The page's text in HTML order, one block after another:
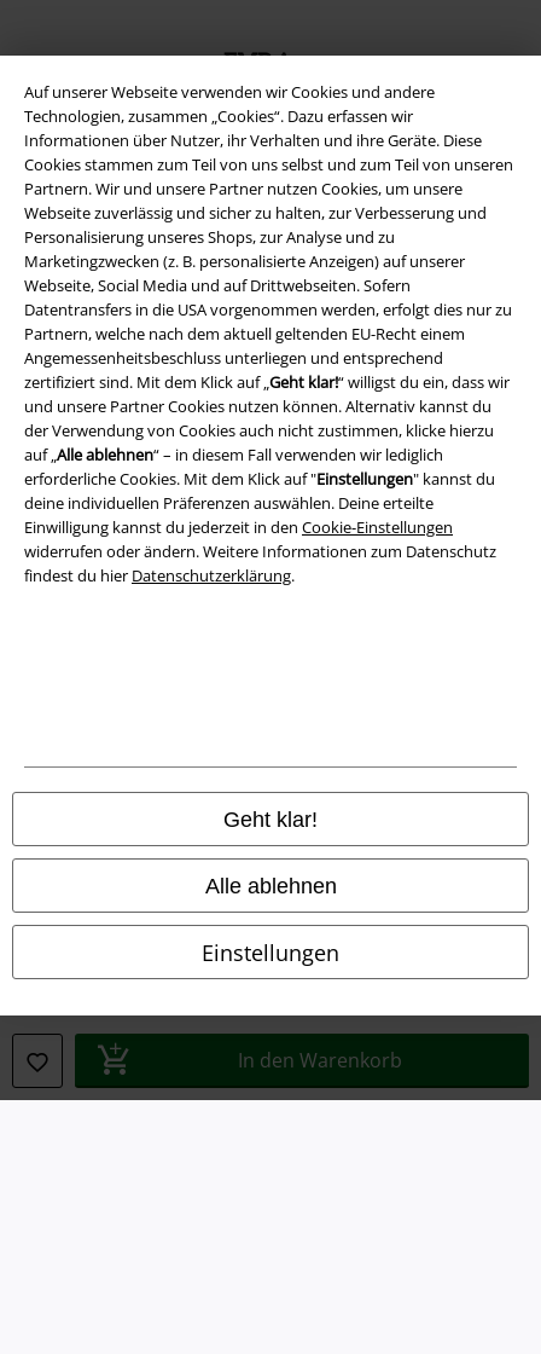
Auf unserer Webseite verwenden wir Cookies und andere
Technologien, zusammen „Cookies“. Dazu erfassen wir
Informationen über Nutzer, ihr Verhalten und ihre Geräte. Diese
Cookies stammen zum Teil von uns selbst und zum Teil von unseren
Partnern. Wir und unsere Partner nutzen Cookies, um unsere
Webseite zuverlässig und sicher zu halten, zur Verbesserung und
Personalisierung unseres Shops, zur Analyse und zu
Marketingzwecken (z. B. personalisierte Anzeigen) auf unserer
Webseite, Social Media und auf Drittwebseiten. Sofern
Datentransfers in die USA vorgenommen werden, erfolgt dies nur zu
Partnern, welche nach dem aktuell geltenden EU-Recht einem
Angemessenheitsbeschluss unterliegen und entsprechend
zertifiziert sind. Mit dem Klick auf „Geht klar!“ willigst du ein, dass wir
und unsere Partner Cookies nutzen können. Alternativ kannst du
der Verwendung von Cookies auch nicht zustimmen, klicke hierzu
auf „Alle ablehnen“ – in diesem Fall verwenden wir lediglich
erforderliche Cookies. Mit dem Klick auf "Einstellungen" kannst du
deine individuellen Präferenzen auswählen. Deine erteilte
Einwilligung kannst du jederzeit in den Cookie-Einstellungen
widerrufen oder ändern. Weitere Informationen zum Datenschutz
findest du hier Datenschutzerklärung.
Geht klar!
Alle ablehnen
Einstellungen
In den Warenkorb
EMP App
Lade dir jetzt kostenlos unsere neue EMP App runter und genieße
die vielen neuen Funktionen und Vorteile!
A Warner Music Group Company
Datenschutz
Entsorgung und Umweltschutz
Information zur Barrierefreiheit
Cookie-Einstellungen
Vertrag widerrufen
Alle Preise inkl. gesetzlicher Mehrwertsteuer, zzgl.Versandkosten